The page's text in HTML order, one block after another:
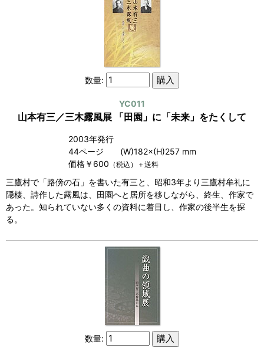
数量:
YC011
山本有三／三木露風展 「田園」に「未来」をたくして
2003年発行
44ページ (W)182×(H)257 mm
価格￥600 （税込）＋送料
三鷹村で「路傍の石」を書いた有三と、昭和3年より三鷹村牟礼に
隠棲、詩作した露風は、田園へと居所を移しながら、終生、作家で
あった。知られていない多くの資料に着目し、作家の後半生を探
る。
数量: